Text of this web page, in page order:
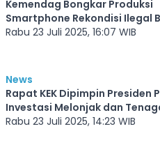
Kemendag Bongkar Produksi
Smartphone Rekondisi Ilegal
Miliaran Rupiah
Rabu 23 Juli 2025, 16:07 WIB
News
Rapat KEK Dipimpin Presiden
Investasi Melonjak dan
Terserap Lebih dari 47 Ribu
Rabu 23 Juli 2025, 14:23 WIB